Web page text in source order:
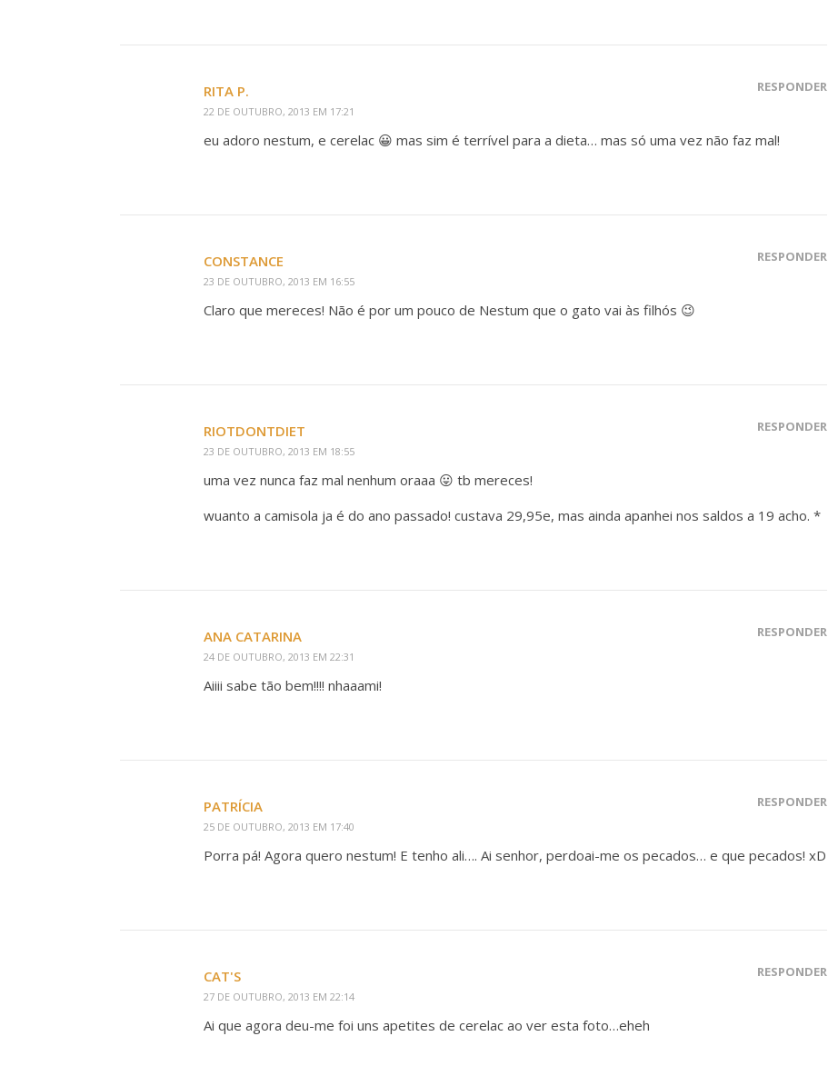
RITA P.
22 DE OUTUBRO, 2013 EM 17:21
RESPONDER
eu adoro nestum, e cerelac 😀 mas sim é terrível para a dieta… mas só uma vez não faz mal!
CONSTANCE
23 DE OUTUBRO, 2013 EM 16:55
RESPONDER
Claro que mereces! Não é por um pouco de Nestum que o gato vai às filhós 😉
RIOTDONTDIET
23 DE OUTUBRO, 2013 EM 18:55
RESPONDER
uma vez nunca faz mal nenhum oraaa 😛 tb mereces!
wuanto a camisola ja é do ano passado! custava 29,95e, mas ainda apanhei nos saldos a 19 acho. *
ANA CATARINA
24 DE OUTUBRO, 2013 EM 22:31
RESPONDER
Aiiii sabe tão bem!!!! nhaaami!
PATRÍCIA
25 DE OUTUBRO, 2013 EM 17:40
RESPONDER
Porra pá! Agora quero nestum! E tenho ali…. Ai senhor, perdoai-me os pecados… e que pecados! xD
CAT'S
27 DE OUTUBRO, 2013 EM 22:14
RESPONDER
Ai que agora deu-me foi uns apetites de cerelac ao ver esta foto…eheh